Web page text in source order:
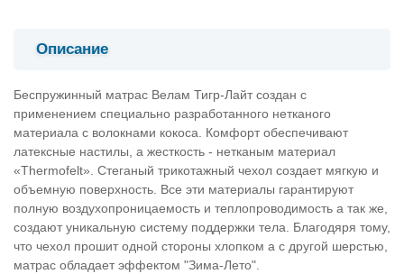
Описание
Беспружинный матрас Велам Тигр-Лайт создан с
применением специально разработанного нетканого
материала с волокнами кокоса. Комфорт обеспечивают
латексные настилы, а жесткость - нетканым материал
«Thermofelt». Стеганый трикотажный чехол создает мягкую и
объемную поверхность. Все эти материалы гарантируют
полную воздухопроницаемость и теплопроводимость а так же,
создают уникальную систему поддержки тела. Благодяря тому,
что чехол прошит одной стороны хлопком а с другой шерстью,
матрас обладает эффектом "Зима-Лето".